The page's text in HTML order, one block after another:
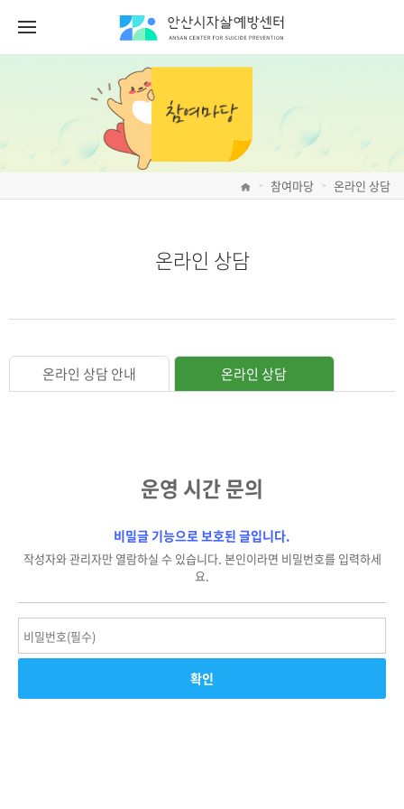
> 참여마당 > 온라인 상담
온라인 상담
온라인 상담 안내 온라인 상담
운영 시간 문의
비밀글 기능으로 보호된 글입니다.
작성자와 관리자만 열람하실 수 있습니다. 본인이라면 비밀번호를 입력하세
요.